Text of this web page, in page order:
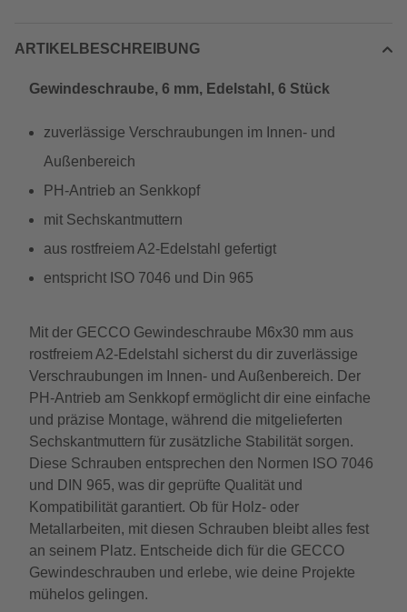
ARTIKELBESCHREIBUNG
Gewindeschraube, 6 mm, Edelstahl, 6 Stück
zuverlässige Verschraubungen im Innen- und
Außenbereich
PH-Antrieb an Senkkopf
mit Sechskantmuttern
aus rostfreiem A2-Edelstahl gefertigt
entspricht ISO 7046 und Din 965
Mit der GECCO Gewindeschraube M6x30 mm aus
rostfreiem A2-Edelstahl sicherst du dir zuverlässige
Verschraubungen im Innen- und Außenbereich. Der
PH-Antrieb am Senkkopf ermöglicht dir eine einfache
und präzise Montage, während die mitgelieferten
Sechskantmuttern für zusätzliche Stabilität sorgen.
Diese Schrauben entsprechen den Normen ISO 7046
und DIN 965, was dir geprüfte Qualität und
Kompatibilität garantiert. Ob für Holz- oder
Metallarbeiten, mit diesen Schrauben bleibt alles fest
an seinem Platz. Entscheide dich für die GECCO
Gewindeschrauben und erlebe, wie deine Projekte
mühelos gelingen.